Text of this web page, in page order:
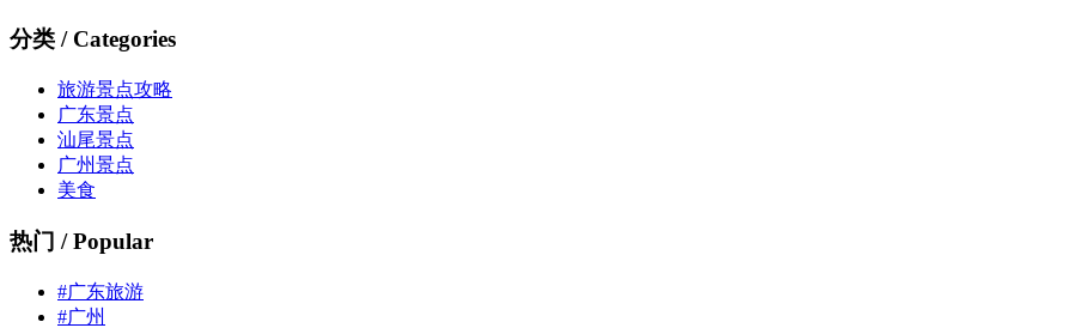
分类 / Categories
旅游景点攻略
广东景点
汕尾景点
广州景点
美食
热门 / Popular
#广东旅游
#广州